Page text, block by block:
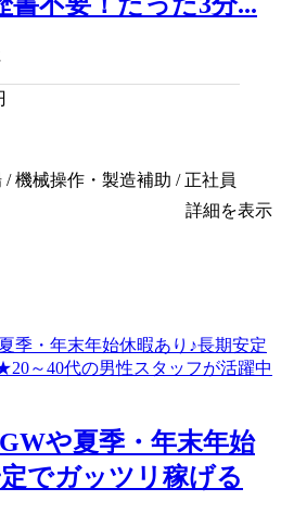
/ 機械操作・製造補助 / 正社員
詳細を表示
や夏季・年末年始
でガッツリ稼げる